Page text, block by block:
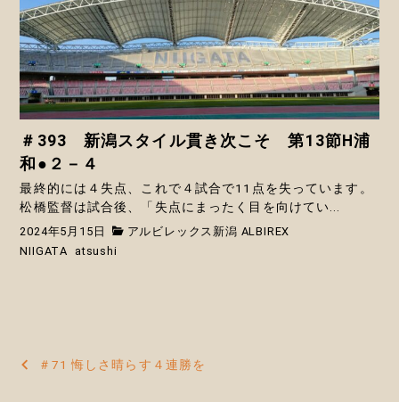
＃393 新潟スタイル貫き次こそ 第13節H浦
和●２－４
最終的には４失点、これで４試合で11点を失っています。
松橋監督は試合後、「失点にまったく目を向けてい...
2024年5月15日
アルビレックス新潟 ALBIREX
NIIGATA
atsushi
投
＃71 悔しさ晴らす４連勝を